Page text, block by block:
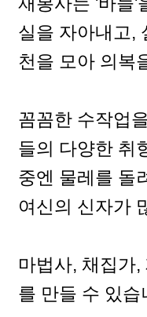
실을 자아내고,
천을 모아 의복
꼼꼼한 수작업
들의 다양한 취
중엔 물레를 돌
여신의 신자가
마법사, 채집가
를 만들 수 있습